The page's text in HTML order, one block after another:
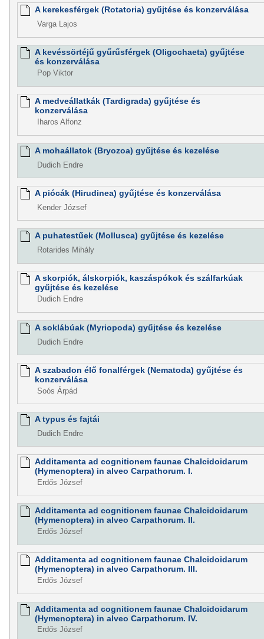
A kerekesférgek (Rotatoria) gyűjtése és konzerválása
Varga Lajos
A kevéssörtéjű gyűrűsférgek (Oligochaeta) gyűjtése
és konzerválása
Pop Viktor
A medveállatkák (Tardigrada) gyűjtése és
konzerválása
Iharos Alfonz
A mohaállatok (Bryozoa) gyűjtése és kezelése
Dudich Endre
A piócák (Hirudinea) gyűjtése és konzerválása
Kender József
A puhatestűek (Mollusca) gyűjtése és kezelése
Rotarides Mihály
A skorpiók, álskorpiók, kaszáspókok és szálfarkúak
gyűjtése és kezelése
Dudich Endre
A soklábúak (Myriopoda) gyűjtése és kezelése
Dudich Endre
A szabadon élő fonalférgek (Nematoda) gyűjtése és
konzerválása
Soós Árpád
A typus és fajtái
Dudich Endre
Additamenta ad cognitionem faunae Chalcidoidarum
(Hymenoptera) in alveo Carpathorum. I.
Erdős József
Additamenta ad cognitionem faunae Chalcidoidarum
(Hymenoptera) in alveo Carpathorum. II.
Erdős József
Additamenta ad cognitionem faunae Chalcidoidarum
(Hymenoptera) in alveo Carpathorum. III.
Erdős József
Additamenta ad cognitionem faunae Chalcidoidarum
(Hymenoptera) in alveo Carpathorum. IV.
Erdős József